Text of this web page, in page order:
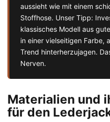
aussieht wie mit einem
Stoffhose. Unser Tipp:
klassisches Modell aus
in einer vielseitigen Farbe,
Trend hinterherzujagen.
Nerven.
Materialien und
für den